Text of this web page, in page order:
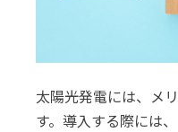
太陽光発電には、メ
す。導入する際には